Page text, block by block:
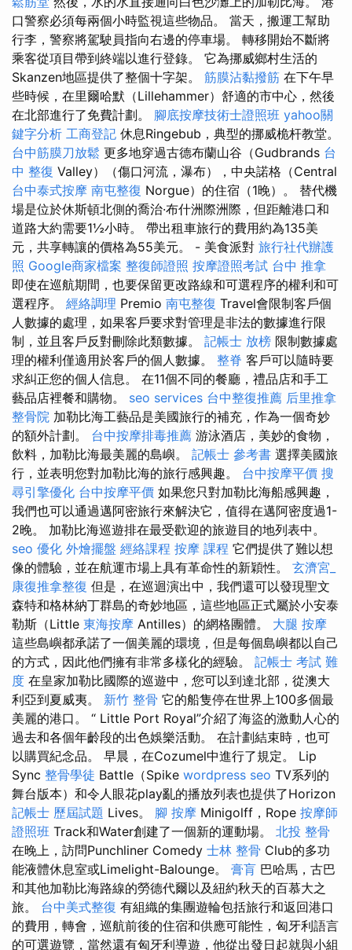
口警察必須每兩個小時監視這些物品。 當天，搬運工幫助
行李，警察將駕駛員指向右邊的停車場。 轉移開始不斷將
乘客從項目帶到終端以進行登錄。 它為挪威鄉村生活的
Skanzen地區提供了整個十字架。 筋膜沾黏撥筋 在下午早
些時候，在里爾哈默（Lillehammer）舒適的市中心，然後
在北部進行了免費計劃。 腳底按摩技術士證照班 yahoo關
鍵字分析 工商登記 休息Ringebub，典型的挪威桅杆教堂。
台中筋膜刀放鬆 更多地穿過古德布蘭山谷（Gudbrands 台
中 整復 Valley）（傷口河流，瀑布），中央諾格（Central
台中泰式按摩 南屯整復 Norgue）的住宿（1晚）。 替代機
場是位於休斯頓北側的喬治·布什洲際洲際，但距離港口和
道路大約需要1½小時。 帶出租車旅行的費用約為135美
元，共享轉讓的價格為55美元。 - 美食派對 旅行社代辦護
照 Google商家檔案 整復師證照 按摩證照考試 台中 推拿
即使在巡航期間，也要保留更改路線和可選程序的權利和可
選程序。 經絡調理 Premio 南屯整復 Travel會限制客戶個
人數據的處理，如果客戶要求對管理是非法的數據進行限
制，並且客戶反對刪除此類數據。 記帳士 放榜 限制數據處
理的權利僅適用於客戶的個人數據。 整脊 客戶可以隨時要
求糾正您的個人信息。 在11個不同的餐廳，禮品店和手工
藝品店裡餐和購物。 seo services 台中整復推薦 后里推拿
整骨院 加勒比海工藝品是美國旅行的補充，作為一個奇妙
的額外計劃。 台中按摩排毒推薦 游泳酒店，美妙的食物，
飲料，加勒比海最美麗的島嶼。 記帳士 參考書 選擇美國旅
行，並表明您對加勒比海的旅行感興趣。 台中按摩平價 搜
尋引擎優化 台中按摩平價 如果您只對加勒比海船感興趣，
我們也可以通過邁阿密旅行來解決它，值得在邁阿密度過1-
2晚。 加勒比海巡遊排在最受歡迎的旅遊目的地列表中。
seo 優化 外燴擺盤 經絡課程 按摩 課程 它們提供了難以想
像的體驗，並在航運市場上具有革命性的新穎性。 玄濟宮_
康復推拿整復 但是，在巡迴演出中，我們還可以發現聖文
森特和格林納丁群島的奇妙地區，這些地區正式屬於小安泰
勒斯（Little 東海按摩 Antilles）的網格團體。 大腿 按摩
這些島嶼都承諾了一個美麗的環境，但是每個島嶼都以自己
的方式，因此他們擁有非常多樣化的經驗。 記帳士 考試 難
度 在皇家加勒比國際的巡遊中，您可以到達北部，從澳大
利亞到夏威夷。 新竹 整骨 它的船隻停在世界上100多個最
美麗的港口。 “ Little Port Royal”介紹了海盜的激動人心的
過去和各個年齡段的出色娛樂活動。 在計劃結束時，也可
以購買紀念品。 早晨，在Cozumel中進行了規定。 Lip
Sync 整骨學徒 Battle（Spike wordpress seo TV系列的
舞台版本）和令人眼花play亂的播放列表也提供了Horizo​​n
記帳士 歷屆試題 Lives。 腳 按摩 Minigolff，Rope 按摩師
證照班 Track和Water創建了一個新的運動場。 北投 整骨
在晚上，訪問Punchliner Comedy 士林 整骨 Club的多功
能液體休息室或Limelight-Balounge。 膏肓 巴哈馬，古巴
和其他加勒比海路線的勞德代爾以及紐約秋天的百慕大之
旅。 台中美式整復 有組織的集團遊輪包括旅行和返回港口
的費用，轉會，巡航前後的住宿和供應可能性，匈牙利語言
的可選遊覽，當然還有匈牙利導遊，他從出發日起就與小組